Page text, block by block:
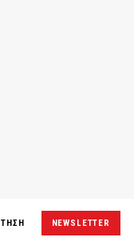
NEWSLETTER